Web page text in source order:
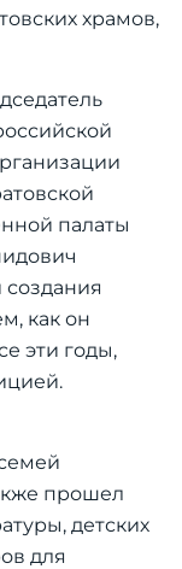
храмов,
палаты
как он
эти годы,
прошел
детских
для